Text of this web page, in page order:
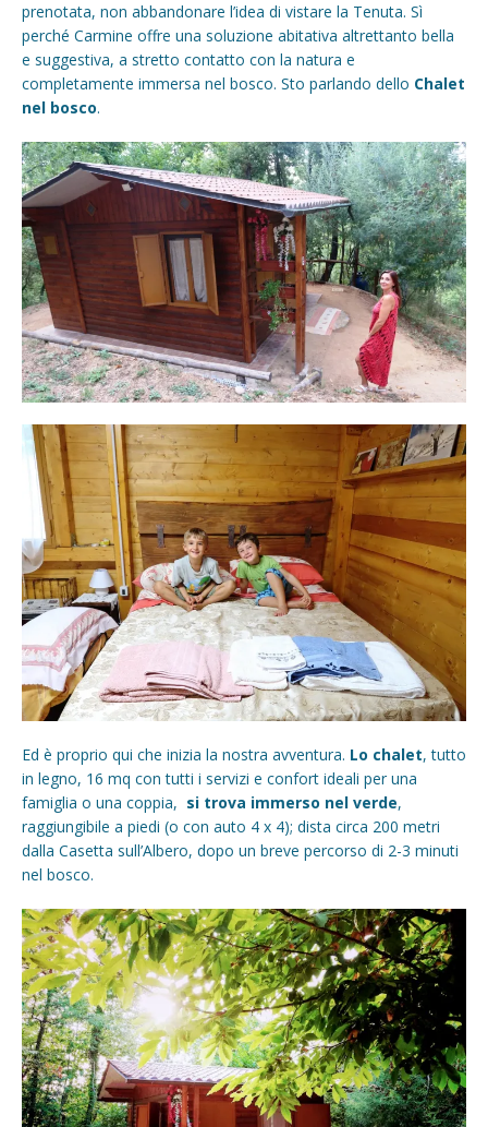
prenotata, non abbandonare l’idea di vistare la Tenuta. Sì
perché Carmine offre una soluzione abitativa altrettanto bella
e suggestiva, a stretto contatto con la natura e
completamente immersa nel bosco. Sto parlando dello Chalet
nel bosco.
Ed è proprio qui che inizia la nostra avventura. Lo chalet, tutto
in legno, 16 mq con tutti i servizi e confort ideali per una
famiglia o una coppia, si trova immerso nel verde,
raggiungibile a piedi (o con auto 4 x 4); dista circa 200 metri
dalla Casetta sull’Albero, dopo un breve percorso di 2-3 minuti
nel bosco.